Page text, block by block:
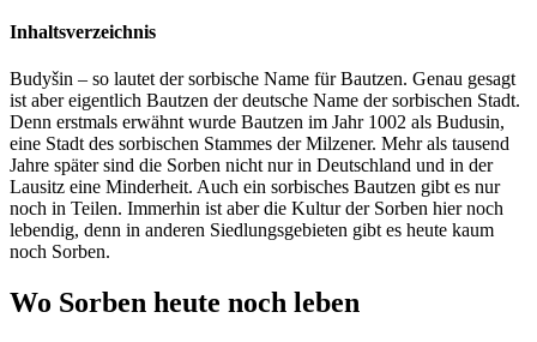
Inhaltsverzeichnis
Budyšin – so lautet der sorbische Name für Bautzen. Genau gesagt
ist aber eigentlich Bautzen der deutsche Name der sorbischen Stadt.
Denn erstmals erwähnt wurde Bautzen im Jahr 1002 als Budusin,
eine Stadt des sorbischen Stammes der Milzener. Mehr als tausend
Jahre später sind die Sorben nicht nur in Deutschland und in der
Lausitz eine Minderheit. Auch ein sorbisches Bautzen gibt es nur
noch in Teilen. Immerhin ist aber die Kultur der Sorben hier noch
lebendig, denn in anderen Siedlungsgebieten gibt es heute kaum
noch Sorben.
Wo Sorben heute noch leben